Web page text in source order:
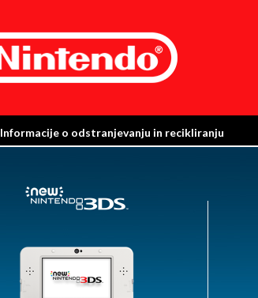
Informacije o odstranjevanju in recikliranju